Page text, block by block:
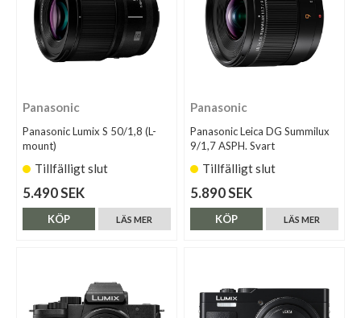
Panasonic
Panasonic Lumix S 50/1,8 (L-
mount)
Tillfälligt slut
5.490 SEK
LÄS MER
KÖP
Panasonic
Panasonic Leica DG Summilux
9/1,7 ASPH. Svart
Tillfälligt slut
5.890 SEK
LÄS MER
KÖP